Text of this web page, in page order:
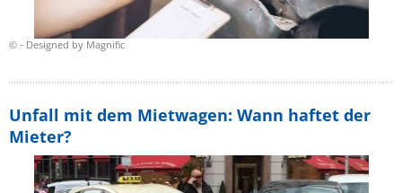
© - Designed by Magnific
Unfall mit dem Mietwagen: Wann haftet der
Mieter?